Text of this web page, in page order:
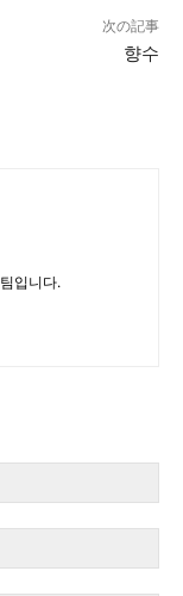
次の記事
향수
입니다.
前
*
メ
ー